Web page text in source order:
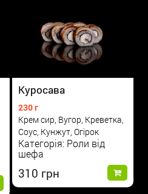
Куросава
230 г
Крем сир, Вугор, Креветка,
Соус, Кунжут, Огірок
Категорія: Роли від
шефа
310